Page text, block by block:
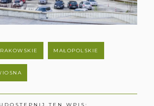
MAŁOPOLSKIE
UDOSTĘPNIJ TEN WPIS: